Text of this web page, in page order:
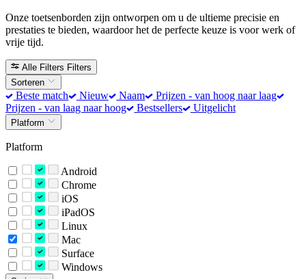
Onze toetsenborden zijn ontworpen om u de ultieme precisie en
prestaties te bieden, waardoor het de perfecte keuze is voor werk of
vrije tijd.
Alle Filters Filters
Sorteren
Beste match Nieuw Naam
Prijzen - van hoog naar laag
Prijzen - van laag naar hoog
Bestsellers Uitgelicht
Platform
Platform
Android
Chrome
iOS
iPadOS
Linux
Mac
Surface
Windows